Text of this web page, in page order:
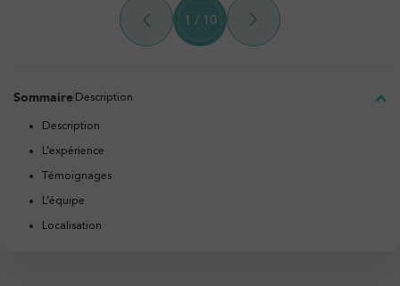
1 / 10
Sommaire Description
Description
L’expérience
Témoignages
L’équipe
Localisation